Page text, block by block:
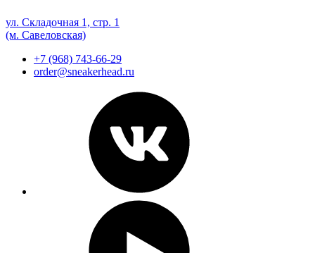
ул. Складочная 1, стр. 1
(м. Савеловская)
+7 (968) 743-66-29
order@sneakerhead.ru